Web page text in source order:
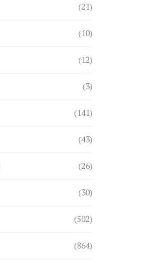
(21)
(10)
(12)
(3)
(141)
(43)
(26)
(30)
(502)
(864)